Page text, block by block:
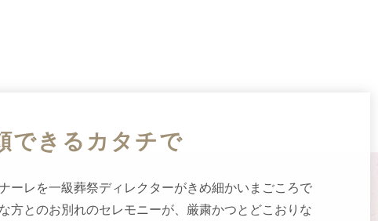
できるカタチで
ーレを一級葬祭ディレクターがきめ細かい まごころで
方とのお別れのセレモニーが、厳粛かつとどこおりな